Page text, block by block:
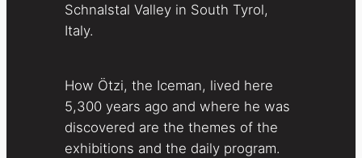
Schnalstal Valley in South Tyrol,
Italy.
How Ötzi, the Iceman, lived here
5,300 years ago and where he was
discovered are the themes of the
exhibitions and the daily program.